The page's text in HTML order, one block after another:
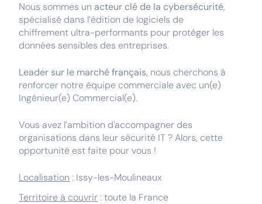
Nous sommes un acteur clé de la cybersécurité,
spécialisé dans l’édition de logiciels de
chiffrement ultra-performants pour protéger les
données sensibles des entreprises.
Leader sur le marché français, nous cherchons à
renforcer notre équipe commerciale avec un(e)
Ingénieur(e) Commercial(e).
Vous avez l’ambition d'accompagner des
organisations dans leur sécurité IT ? Alors, cette
opportunité est faite pour vous !
Localisation : Issy-les-Moulineaux
Territoire à couvrir: toute la France